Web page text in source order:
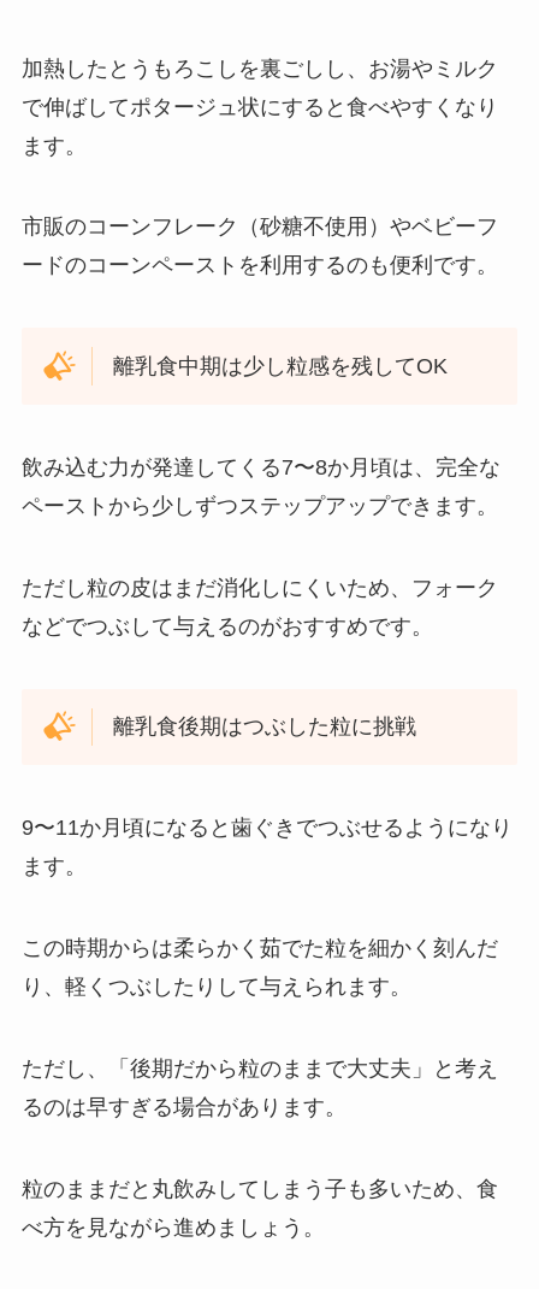
加熱したとうもろこしを裏ごしし、お湯やミルク
で伸ばしてポタージュ状にすると食べやすくなり
ます。
市販のコーンフレーク（砂糖不使用）やベビーフ
ードのコーンペーストを利用するのも便利です。
離乳食中期は少し粒感を残してOK
飲み込む力が発達してくる7〜8か月頃は、完全な
ペーストから少しずつステップアップできます。
ただし粒の皮はまだ消化しにくいため、フォーク
などでつぶして与えるのがおすすめです。
離乳食後期はつぶした粒に挑戦
9〜11か月頃になると歯ぐきでつぶせるようになり
ます。
この時期からは柔らかく茹でた粒を細かく刻んだ
り、軽くつぶしたりして与えられます。
ただし、「後期だから粒のままで大丈夫」と考え
るのは早すぎる場合があります。
粒のままだと丸飲みしてしまう子も多いため、食
べ方を見ながら進めましょう。